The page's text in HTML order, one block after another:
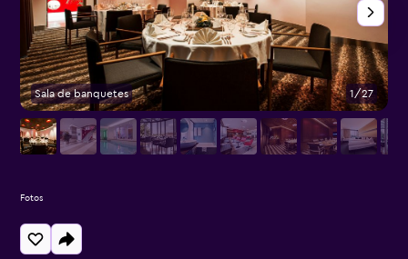
Sala de banquetes 1/27
Fotos